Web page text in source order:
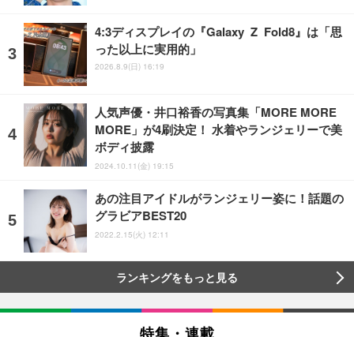
4:3ディスプレイの『Galaxy Z Fold8』は「思
った以上に実用的」
2026.8.9(日) 16:19
人気声優・井口裕香の写真集「MORE MORE
MORE」が4刷決定！ 水着やランジェリーで美
ボディ披露
2024.10.11(金) 19:15
あの注目アイドルがランジェリー姿に！話題の
グラビアBEST20
2022.2.15(火) 12:11
ランキングをもっと見る
特集・連載